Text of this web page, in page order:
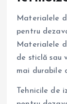
Materialele
pentru
Materialele
de sticlă sau
mai durabile
Tehnicile de